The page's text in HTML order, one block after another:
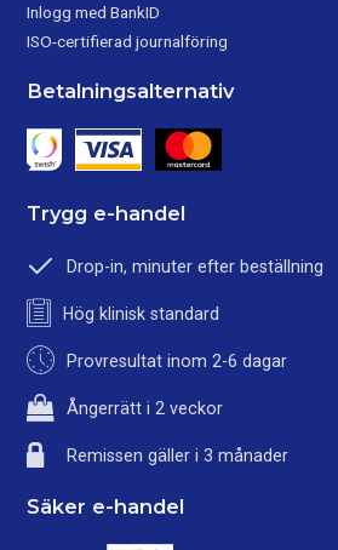
Inlogg med BankID
ISO-certifierad journalföring
Betalningsalternativ
Trygg e-handel
Drop-in, minuter efter beställning
Hög klinisk standard
Provresultat inom 2-6 dagar
Ångerrätt i 2 veckor
Remissen gäller i 3 månader
Säker e-handel